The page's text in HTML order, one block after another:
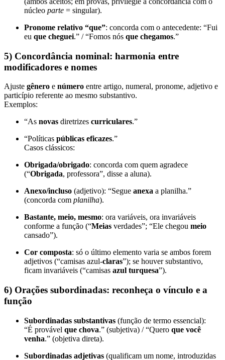
núcleo parte = singular).
Pronome relativo “que”: concorda com o antecedente: “Fui
eu que cheguei.” / “Fomos nós que chegamos.”
5) Concordância nominal: harmonia entre
modificadores e nomes
Ajuste gênero e número entre artigo, numeral, pronome, adjetivo e
particípio referente ao mesmo substantivo.
Exemplos:
“As novas diretrizes curriculares.”
“Políticas públicas eficazes.”
Casos clássicos:
Obrigada/obrigado: concorda com quem agradece
(“Obrigada, professora”, disse a aluna).
Anexo/incluso (adjetivo): “Segue anexa a planilha.”
(concorda com planilha).
Bastante, meio, mesmo: ora variáveis, ora invariáveis
conforme a função (“Meias verdades”; “Ele chegou meio
cansado”).
Cor composta: só o último elemento varia se ambos forem
adjetivos (“camisas azul-claras”); se houver substantivo,
ficam invariáveis (“camisas azul turquesa”).
6) Orações subordinadas: reconheça o vínculo e a
função
Subordinadas substantivas (função de termo essencial):
“É provável que chova.” (subjetiva) / “Quero que você
venha.” (objetiva direta).
Subordinadas adjetivas (qualificam um nome, introduzidas